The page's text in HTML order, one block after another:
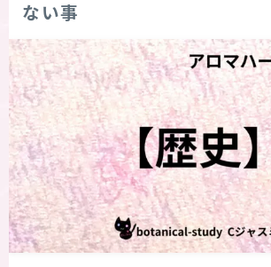
公式ウェブサイト『Botanical
Cジャスミン瑠璃地楽の主な活動先
プロフィール
アロマハーブアンケート
ない事